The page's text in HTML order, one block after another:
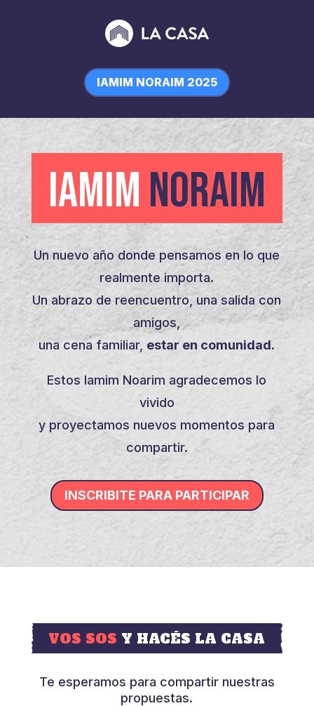
IAMIM NORAIM 2025
IAMIM NORAIM
Un nuevo año donde pensamos en lo que
realmente importa.
Un abrazo de reencuentro, una salida con
amigos,
una cena familiar, estar en comunidad.
Estos Iamim Noarim agradecemos lo
vivido
y proyectamos nuevos momentos para
compartir.
INSCRIBITE PARA PARTICIPAR
VOS SOS Y HACÉS LA CASA
Te esperamos para compartir nuestras
propuestas.